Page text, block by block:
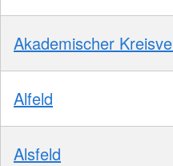
Akademischer
Alfeld
Alsfeld